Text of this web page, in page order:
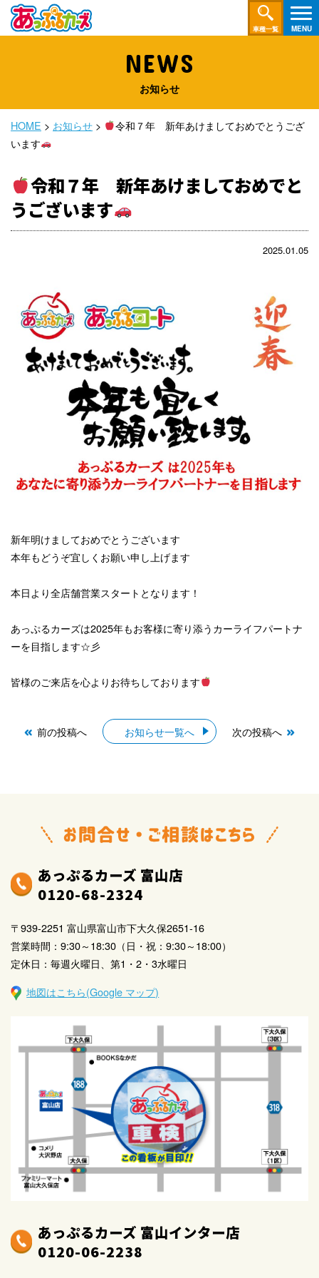
車種一覧
NEWS
お知らせ
HOME > お知らせ >
令和７年 新年あけましておめでとうござ
います
令和７年 新年あけましておめでと
うございます
2025.01.05
新年明けましておめでとうございます
本年もどうぞ宜しくお願い申し上げます
本日より全店舗営業スタートとなります！
あっぷるカーズは2025年もお客様に寄り添うカーライフパートナ
ーを目指します☆彡
皆様のご来店を心よりお待ちしております
前の投稿へ お知らせ一覧へ 次の投稿へ
あっぷるカーズ 富山店
0120-68-2324
〒939-2251 富山県富山市下大久保2651-16
営業時間：9:30～18:30（日・祝：9:30～18:00）
定休日：毎週火曜日、第1・2・3水曜日
地図はこちら(Google マップ)
あっぷるカーズ 富山インター店
0120-06-2238